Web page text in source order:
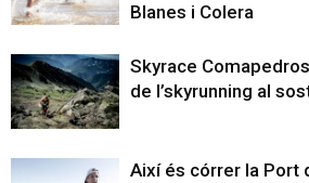
Blanes i Colera
Skyrace
de l’skyrunning al
Així és córrer la Port